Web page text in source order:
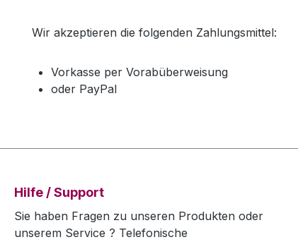
Wir akzeptieren die folgenden Zahlungsmittel:
Vorkasse per Vorabüberweisung
oder PayPal
Hilfe / Support
Sie haben Fragen zu unseren Produkten oder
unserem Service ? Telefonische